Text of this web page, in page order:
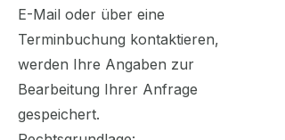
E-Mail oder über eine
Terminbuchung kontaktieren,
werden Ihre Angaben zur
Bearbeitung Ihrer Anfrage
gespeichert.